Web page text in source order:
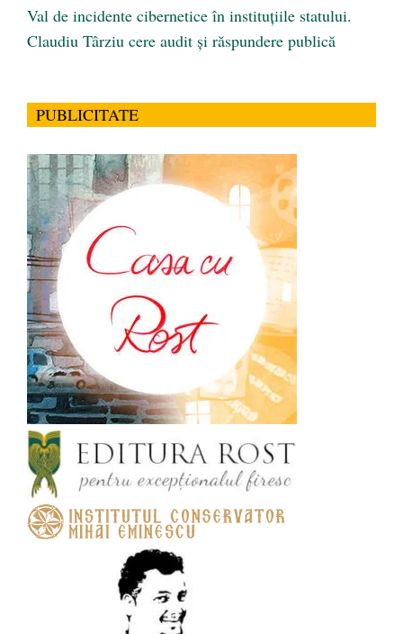
Val de incidente cibernetice în instituțiile statului.
Claudiu Târziu cere audit și răspundere publică
PUBLICITATE